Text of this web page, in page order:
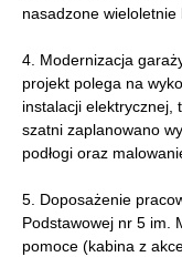
nasadzone wieloletnie
4. Modernizacja
projekt polega na
instalacji elektrycznej,
szatni zaplanowano
podłogi oraz
5. Doposażenie
Podstawowej nr 5 im.
pomoce (kabina z